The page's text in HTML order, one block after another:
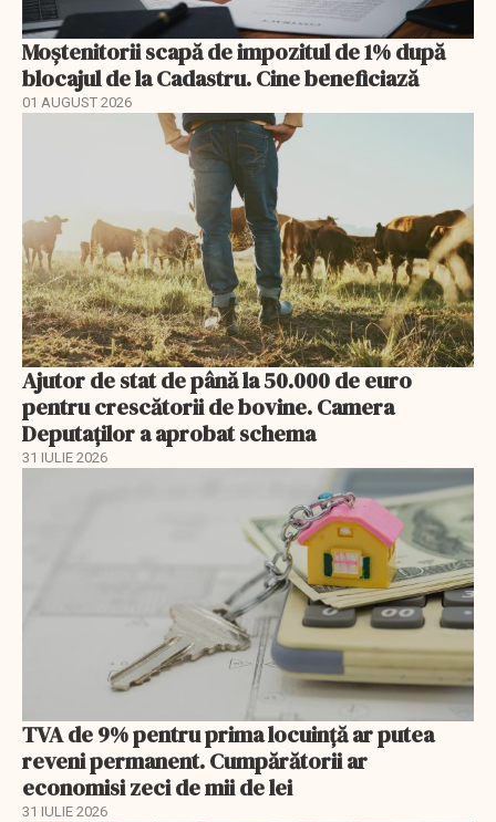
Moștenitorii scapă de impozitul de 1% după
blocajul de la Cadastru. Cine beneficiază
01 AUGUST 2026
Ajutor de stat de până la 50.000 de euro
pentru crescătorii de bovine. Camera
Deputaților a aprobat schema
31 IULIE 2026
TVA de 9% pentru prima locuință ar putea
reveni permanent. Cumpărătorii ar
economisi zeci de mii de lei
31 IULIE 2026